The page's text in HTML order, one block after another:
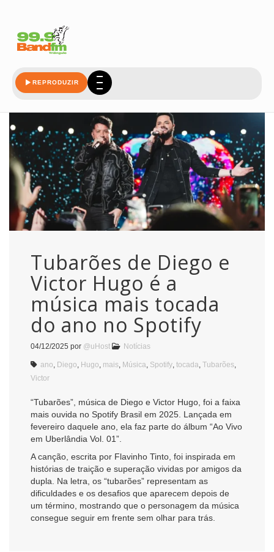
REPRODUZIR
Tubarões de Diego e
Victor Hugo é a
música mais tocada
do ano no Spotify
04/12/2025 por @uHost Notícias
ano Diego Hugo mais Música Spotify tocada Tubarões
Victor
“Tubarões”, música de Diego e Victor Hugo, foi a faixa
mais ouvida no Spotify Brasil em 2025. Lançada em
fevereiro daquele ano, ela faz parte do álbum “Ao Vivo
em Uberlândia Vol. 01”.
A canção, escrita por Flavinho Tinto, foi inspirada em
histórias de traição e superação vividas por amigos da
dupla. Na letra, os “tubarões” representam as
dificuldades e os desafios que aparecem depois de
um término, mostrando que o personagem da música
consegue seguir em frente sem olhar para trás.